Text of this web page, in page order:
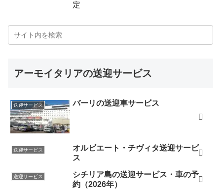
定
アーモイタリアの送迎サービス
送迎サービス バーリの送迎車サービス
送迎サービス
オルビエート・チヴィタ送迎サービ
ス
送迎サービス
シチリア島の送迎サービス・車の予
約（2026年）